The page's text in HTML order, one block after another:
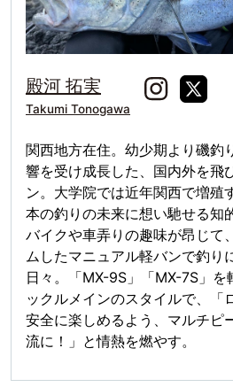
殿河 拓実
Takumi Tonogawa
関西地方在住。幼少期より磯釣
響を受け成長した、国内外を飛
ン。大学院では近年関西で増殖
本の釣りの未来に想い馳せる知
バイクや車弄りの趣味が昂じて
ムしたマニュアル軽バンで釣り
日々。「MX-9S」「MX-7S」を
ックルメインのスタイルで、「
安全に楽しめるよう、マルチピ
流に！」と情熱を燃やす。